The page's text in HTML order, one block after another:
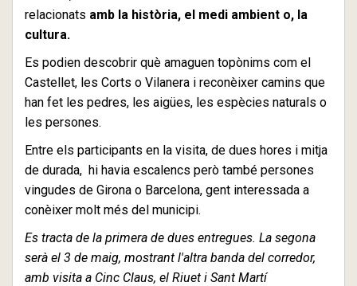
relacionats amb la història, el medi ambient o, la
cultura.
Es podien descobrir què amaguen topònims com el
Castellet, les Corts o Vilanera i reconèixer camins que
han fet les pedres, les aigües, les espècies naturals o
les persones.
Entre els participants en la visita, de dues hores i mitja
de durada, hi havia escalencs però també persones
vingudes de Girona o Barcelona, gent interessada a
conèixer molt més del municipi.
Es tracta de la primera de dues entregues. La segona
serà el 3 de maig, mostrant l'altra banda del corredor,
amb visita a Cinc Claus, el Riuet i Sant Martí